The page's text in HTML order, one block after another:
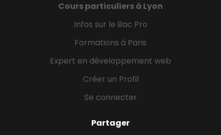
Cours particuliers à Lyon
Infos sur le Bac Pro
Formations à Paris
Expert en développement web
Créer un Profil
Se connecter
Partager